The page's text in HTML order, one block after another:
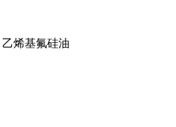
乙烯基氟硅油